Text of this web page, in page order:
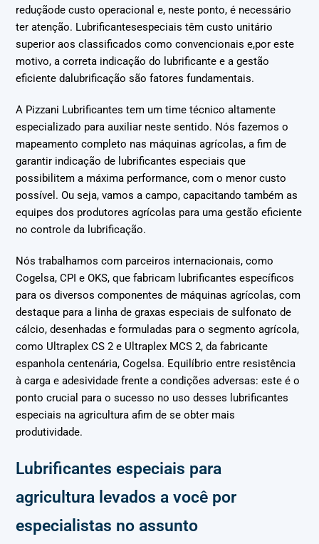
reduçãode custo operacional e, neste ponto, é necessário
ter atenção. Lubrificantesespeciais têm custo unitário
superior aos classificados como convencionais e,por este
motivo, a correta indicação do lubrificante e a gestão
eficiente dalubrificação são fatores fundamentais.
A Pizzani Lubrificantes tem um time técnico altamente
especializado para auxiliar neste sentido. Nós fazemos o
mapeamento completo nas máquinas agrícolas, a fim de
garantir indicação de lubrificantes especiais que
possibilitem a máxima performance, com o menor custo
possível. Ou seja, vamos a campo, capacitando também as
equipes dos produtores agrícolas para uma gestão eficiente
no controle da lubrificação.
Nós trabalhamos com parceiros internacionais, como
Cogelsa, CPI e OKS, que fabricam lubrificantes específicos
para os diversos componentes de máquinas agrícolas, com
destaque para a linha de graxas especiais de sulfonato de
cálcio, desenhadas e formuladas para o segmento agrícola,
como Ultraplex CS 2 e Ultraplex MCS 2, da fabricante
espanhola centenária, Cogelsa. Equilíbrio entre resistência
à carga e adesividade frente a condições adversas: este é o
ponto crucial para o sucesso no uso desses lubrificantes
especiais na agricultura afim de se obter mais
produtividade.
Lubrificantes especiais para
agricultura levados a você por
especialistas no assunto